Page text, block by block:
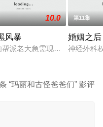
检察官发现只要轻轻一碰
10.0
风暴
帮派老大急需现金，于是和有
第11集
婚姻之后
神经外科
“玛丽和古怪爸爸们” 影评